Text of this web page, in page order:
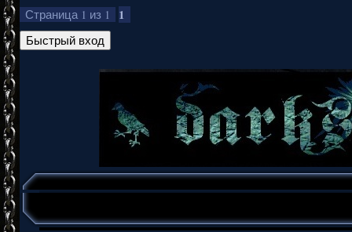
Страница 1 из 1 1